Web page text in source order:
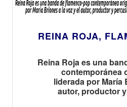
REINA ROJA,
Reina Roja es una
contemporánea
liderada por María
autor, productor